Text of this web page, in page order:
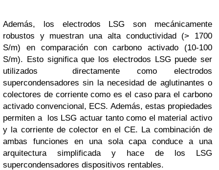
Además, los electrodos LSG son mecánicamente
robustos y muestran una alta conductividad (> 1700
S/m) en comparación con carbono activado (10-100
S/m). Esto significa que los electrodos LSG puede ser
utilizados directamente como electrodos
supercondensadores sin la necesidad de aglutinantes o
colectores de corriente como es el caso para el carbono
activado convencional, ECS. Además, estas propiedades
permiten a los LSG actuar tanto como el material activo
y la corriente de colector en el CE. La combinación de
ambas funciones en una sola capa conduce a una
arquitectura simplificada y hace de los LSG
supercondensadores dispositivos rentables.